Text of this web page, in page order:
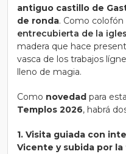
antiguo castillo de
de ronda. Como colofón
entrecubierta de la
madera que hace
vasca de los trabajos
lleno de magia.
Como novedad para
Templos 2026, habrá
1. Visita guiada con
Vicente y subida por